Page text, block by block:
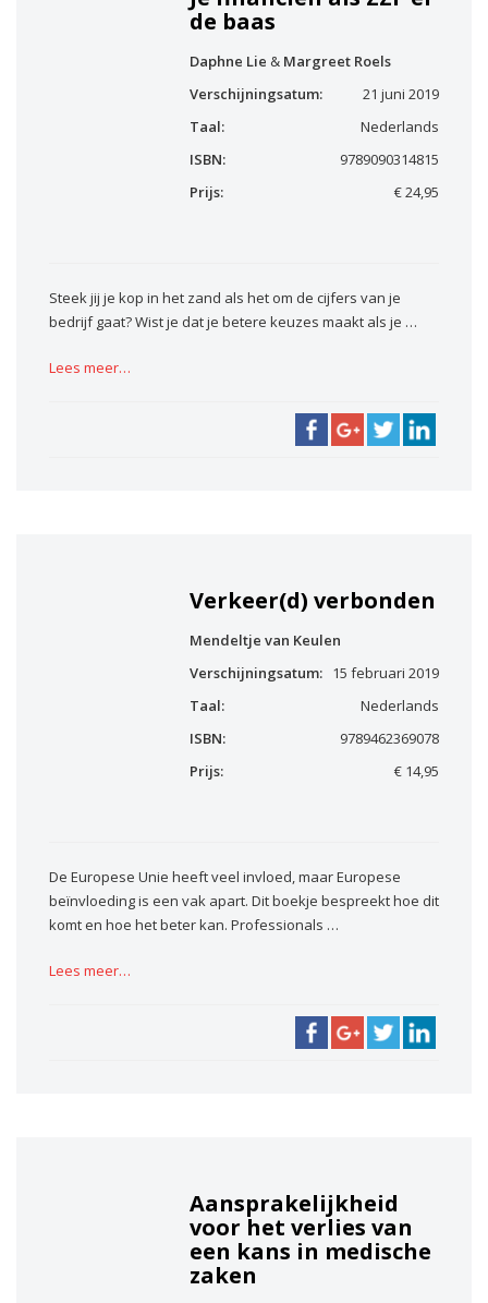
de baas
Daphne Lie & Margreet Roels
Verschijningsatum:
21 juni 2019
Taal:
Nederlands
ISBN:
9789090314815
Prijs:
€ 24,95
Steek jij je kop in het zand als het om de cijfers van je
bedrijf gaat? Wist je dat je betere keuzes maakt als je …
Lees meer…
Verkeer(d) verbonden
Mendeltje van Keulen
Verschijningsatum: 15 februari 2019
Taal:
Nederlands
ISBN:
9789462369078
Prijs:
€ 14,95
De Europese Unie heeft veel invloed, maar Europese
beïnvloeding is een vak apart. Dit boekje bespreekt hoe dit
komt en hoe het beter kan. Professionals …
Lees meer…
Aansprakelijkheid
voor het verlies van
een kans in medische
zaken